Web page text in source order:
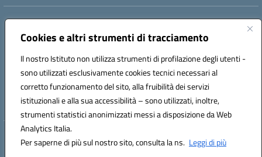
Cookies e altri strumenti di tracciamento
Il nostro Istituto non utilizza strumenti di profilazione degli utenti -
sono utilizzati esclusivamente cookies tecnici necessari al
corretto funzionamento del sito, alla fruibilità dei servizi
istituzionali e alla sua accessibilità – sono utilizzati, inoltre,
strumenti statistici anonimizzati messi a disposizione da Web
Analytics Italia.
Per saperne di più sul nostro sito, consulta la ns. Leggi di più
Indirizzo:
Centralino:0885 417864 Email:fgpc180008@istruzione.it
Codice fiscale: 90043150714
Codice meccanografico:
FGPC180008
Codice Indice delle Pubbliche Amministrazioni (IPA): lzcc
Hosting & Powered by 3D Solution S.r.l.
Concept & Design by Designers Italia